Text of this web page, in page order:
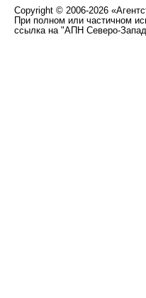
Copyright © 2006-2026
При полном или частичном
ссылка на "АПН Северо-